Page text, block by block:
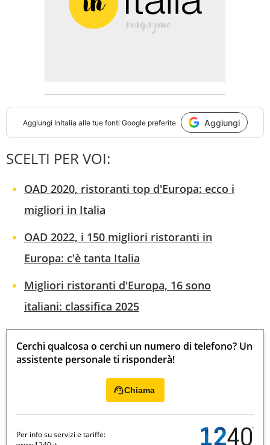
Aggiungi InItalia alle tue fonti Google preferite Aggiungi
SCELTI PER VOI:
OAD 2020, ristoranti top d'Europa: ecco i
migliori in Italia
OAD 2022, i 150 migliori ristoranti in
Europa: c'è tanta Italia
Migliori ristoranti d'Europa, 16 sono
italiani: classifica 2025
Cerchi qualcosa o cerchi un numero di telefono? Un
assistente personale ti risponderà!
Chiama
Per info su servizi e tariffe: